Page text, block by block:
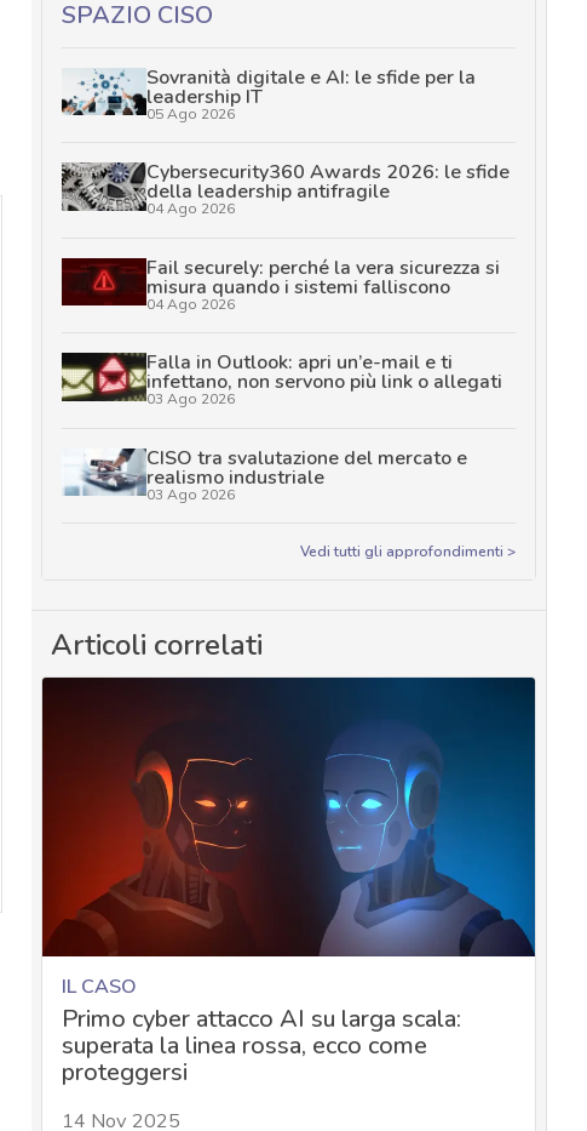
SPAZIO CISO
Sovranità digitale e AI: le sfide per la
leadership IT
05 Ago 2026
Cybersecurity360 Awards 2026: le sfide
della leadership antifragile
04 Ago 2026
Fail securely: perché la vera sicurezza si
misura quando i sistemi falliscono
04 Ago 2026
Falla in Outlook: apri un’e-mail e ti
infettano, non servono più link o allegati
03 Ago 2026
CISO tra svalutazione del mercato e
realismo industriale
03 Ago 2026
Vedi tutti gli approfondimenti >
Articoli correlati
IL CASO
Primo cyber attacco AI su larga scala:
superata la linea rossa, ecco come
proteggersi
14 Nov 2025